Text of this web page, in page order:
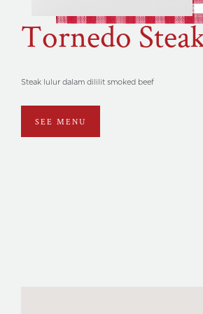
Tornedo
Steak lulur dalam dililit smoked beef
SEE MENU